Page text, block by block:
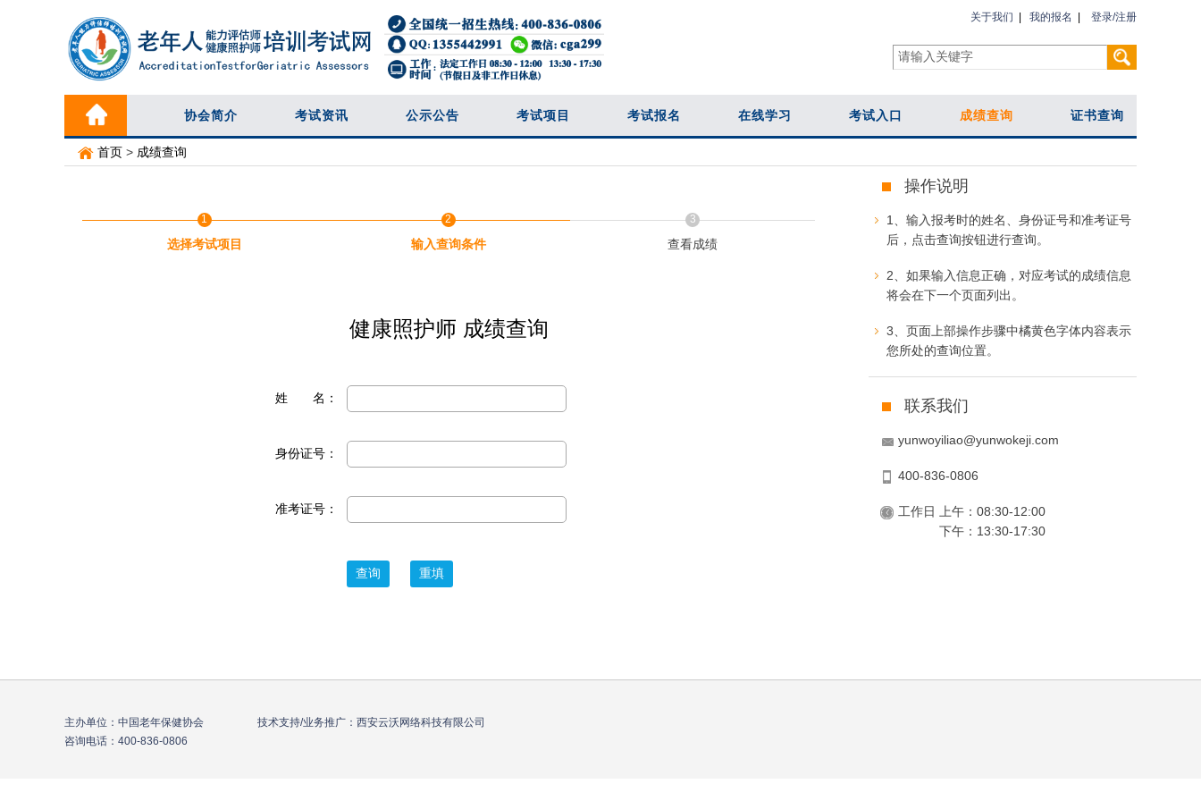
关于我们 我的报名 登录/注册
协会简介 考试资讯 公示公告 考试项目 考试报名 在线学习 考试入口 成绩查询 证书查询
首页 > 成绩查询
1
选择考试项目
2
输入查询条件
3
查看成绩
健康照护师 成绩查询
姓 名：
身份证号：
准考证号：
操作说明
1、输入报考时的姓名、身份证号和准考证号
后，点击查询按钮进行查询。
2、如果输入信息正确，对应考试的成绩信息
将会在下一个页面列出。
3、页面上部操作步骤中橘黄色字体内容表示
您所处的查询位置。
联系我们
yunwoyiliao@yunwokeji.com
400-836-0806
工作日 上午：08:30-12:00
下午：13:30-17:30
主办单位：中国老年保健协会 技术支持/业务推广：西安云沃网络科技有限公司
咨询电话：400-836-0806